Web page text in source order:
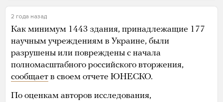
2 года назад
Как минимум 1443 здания, принадлежащие 177
научным учреждениям в Украине, были
разрушены или повреждены с начала
полномасштабного российского вторжения,
сообщает в своем отчете ЮНЕСКО.
По оценкам авторов исследования,